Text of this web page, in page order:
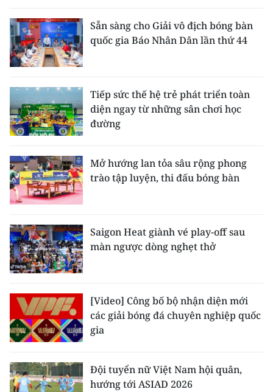
Sẵn sàng cho Giải vô địch bóng bàn
quốc gia Báo Nhân Dân lần thứ 44
Tiếp sức thế hệ trẻ phát triển toàn
diện ngay từ những sân chơi học
đường
Mở hướng lan tỏa sâu rộng phong
trào tập luyện, thi đấu bóng bàn
Saigon Heat giành vé play-off sau
màn ngược dòng nghẹt thở
[Video] Công bố bộ nhận diện mới
các giải bóng đá chuyên nghiệp quốc
gia
Đội tuyển nữ Việt Nam hội quân,
hướng tới ASIAD 2026